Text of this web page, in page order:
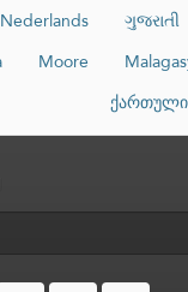
Nederlands ગુજરાતી
Moore
ქართული